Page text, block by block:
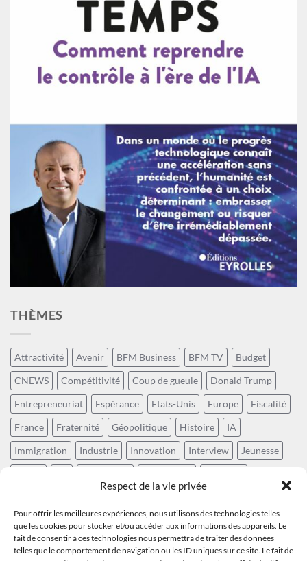
Respect de la vie privée
Pour offrir les meilleures expériences, nous utilisons des technologies telles
que les cookies pour stocker et/ou accéder aux informations des appareils. Le
fait de consentir à ces technologies nous permettra de traiter des données
telles que le comportement de navigation ou les ID uniques sur ce site. Le fait de
THÈMES
Attractivité Avenir BFM Business BFM TV
Budget
CNEWS
Compétitivité Coup de gueule
Donald Trump
Entrepreneuriat
Espérance Etats-Unis Europe
Fiscalité
France
Fraternité Géopolitique Histoire
IA
Immigration
Industrie Innovation Interview
Jeunesse
Récit national
Révolution technologique
Social
Souveraineté
Sud Radio Sécurité Tech
Technocratie